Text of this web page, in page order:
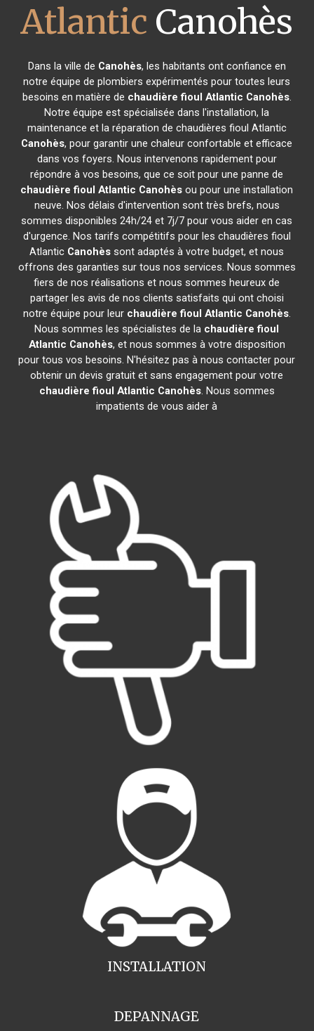
Atlantic Canohès
Dans la ville de Canohès, les habitants ont confiance en
notre équipe de plombiers expérimentés pour toutes leurs
besoins en matière de chaudière fioul Atlantic Canohès.
Notre équipe est spécialisée dans l'installation, la
maintenance et la réparation de chaudières fioul Atlantic
Canohès, pour garantir une chaleur confortable et efficace
dans vos foyers. Nous intervenons rapidement pour
répondre à vos besoins, que ce soit pour une panne de
chaudière fioul Atlantic Canohès ou pour une installation
neuve. Nos délais d'intervention sont très brefs, nous
sommes disponibles 24h/24 et 7j/7 pour vous aider en cas
d'urgence. Nos tarifs compétitifs pour les chaudières fioul
Atlantic Canohès sont adaptés à votre budget, et nous
offrons des garanties sur tous nos services. Nous sommes
fiers de nos réalisations et nous sommes heureux de
partager les avis de nos clients satisfaits qui ont choisi
notre équipe pour leur chaudière fioul Atlantic Canohès.
Nous sommes les spécialistes de la chaudière fioul
Atlantic Canohès, et nous sommes à votre disposition
pour tous vos besoins. N'hésitez pas à nous contacter pour
obtenir un devis gratuit et sans engagement pour votre
chaudière fioul Atlantic Canohès. Nous sommes
impatients de vous aider à
INSTALLATION
DEPANNAGE